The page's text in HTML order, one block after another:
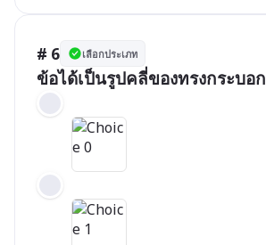
# 6 เลือกประเภท
ข้อได้เป็นรูปคลี่ของทรงกระบอก